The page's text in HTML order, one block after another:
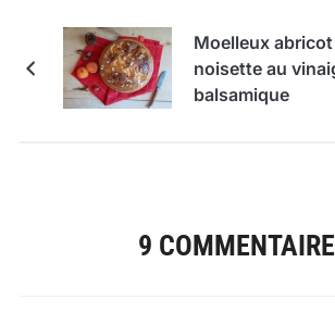
Moelleux
noisette au
balsamique
9